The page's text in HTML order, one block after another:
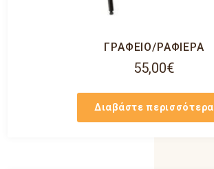
ΓΡΑΦΕΙΟ/ΡΑΦΙΕΡΑ
55,00€
Διαβάστε περισσότερα